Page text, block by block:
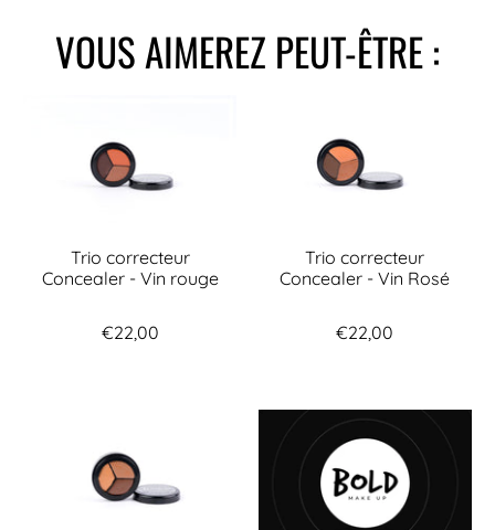
VOUS AIMEREZ PEUT-ÊTRE :
Trio correcteur
Concealer - Vin rouge
€22,00
Trio correcteur
Concealer - Vin Rosé
€22,00